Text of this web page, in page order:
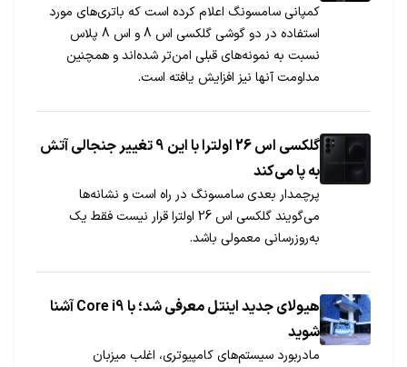
کمپانی سامسونگ اعلام کرده است که باتری‌های مورد
استفاده در دو گوشی گلکسی اس 8 و اس 8 پلاس
نسبت به نمونه‌های قبلی امن‌تر شده‌اند و همچنین
مداومت آنها نیز افزایش یافته است.
گلکسی اس 26 اولترا با این 9 تغییر جنجالی آتش
به پا می‌کند
پرچمدار بعدی سامسونگ در راه است و نشانه‌ها
می‌گویند گلکسی اس 26 اولترا قرار نیست فقط یک
به‌روزرسانی معمولی باشد.
هیولای جدید اینتل معرفی شد؛ با Core i9 آشنا
شوید
مادربورد سیستم‎های کامپیوتری، اغلب میزبان